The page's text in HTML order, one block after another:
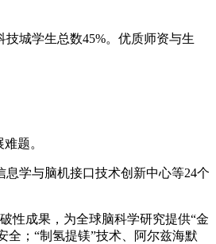
城学生总数45%。优质师资与生
题。
学与脑机接口技术创新中心等24个
性成果，为全球脑科学研究提供“金
全；“制氢提镁”技术、阿尔兹海默